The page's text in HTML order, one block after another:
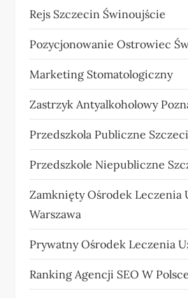
Rejs Szczecin Świnoujście
Pozycjonowanie Ostrowiec
Marketing Stomatologiczny
Zastrzyk Antyalkoholowy
Przedszkola Publiczne
Przedszkole Niepubliczne
Zamknięty Ośrodek Leczenia
Warszawa
Prywatny Ośrodek Leczenia
Ranking Agencji SEO W Polsce